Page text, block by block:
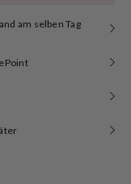
am selben Tag